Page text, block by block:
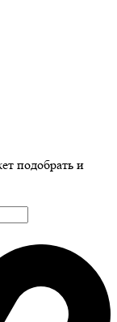
подобрать и